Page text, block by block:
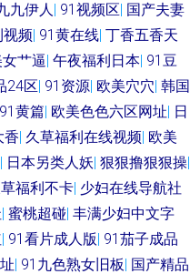
九伊人| 91视频区| 国产夫妻
频| 91黄在线| 丁香五香天
艹逼| 午夜福利日本| 91豆
24区| 91资源| 欧美穴穴| 韩国
91黄篇| 欧美色色六区网址| 日
香| 久草福利在线视频| 欧美
| 日本另类人妖| 狠狠撸狠狠操|
福利不卡| 少妇在线导航社
| 蜜桃超碰| 丰满少妇中文字
| 91看片成人版| 91茄子成品
| 91九色熟女旧板| 国产精品